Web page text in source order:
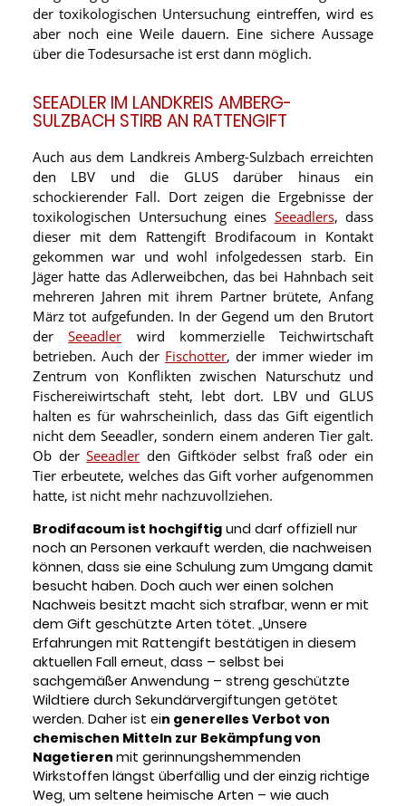
der toxikologischen Untersuchung eintreffen, wird es
aber noch eine Weile dauern. Eine sichere Aussage
über die Todesursache ist erst dann möglich.
SEEADLER IM LANDKREIS AMBERG-
SULZBACH STIRB AN RATTENGIFT
Auch aus dem Landkreis Amberg-Sulzbach erreichten
den LBV und die GLUS darüber hinaus ein
schockierender Fall. Dort zeigen die Ergebnisse der
toxikologischen Untersuchung eines Seeadlers, dass
dieser mit dem Rattengift Brodifacoum in Kontakt
gekommen war und wohl infolgedessen starb. Ein
Jäger hatte das Adlerweibchen, das bei Hahnbach seit
mehreren Jahren mit ihrem Partner brütete, Anfang
März tot aufgefunden. In der Gegend um den Brutort
derSeeadler wird kommerzielle Teichwirtschaft
betrieben. Auch der Fischotter, der immer wieder im
Zentrum von Konflikten zwischen Naturschutz und
Fischereiwirtschaft steht, lebt dort. LBV und GLUS
halten es für wahrscheinlich, dass das Gift eigentlich
nicht dem Seeadler, sondern einem anderen Tier galt.
Ob derSeeadler den Giftköder selbst fraß oder ein
Tier erbeutete, welches das Gift vorher aufgenommen
hatte, ist nicht mehr nachzuvollziehen.
Brodifacoum ist hochgiftig und darf offiziell nur
noch an Personen verkauft werden, die nachweisen
können, dass sie eine Schulung zum Umgang damit
besucht haben. Doch auch wer einen solchen
Nachweis besitzt macht sich strafbar, wenn er mit
dem Gift geschützte Arten tötet. „Unsere
Erfahrungen mit Rattengift bestätigen in diesem
aktuellen Fall erneut, dass – selbst bei
sachgemäßer Anwendung – streng geschützte
Wildtiere durch Sekundärvergiftungen getötet
werden. Daher ist ein generelles Verbot von
chemischen Mitteln zur Bekämpfung von
Nagetieren mit gerinnungshemmenden
Wirkstoffen längst überfällig und der einzig richtige
Weg, um seltene heimische Arten – wie auch